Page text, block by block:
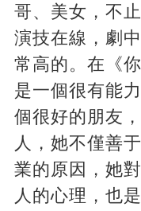
哥、美女，不
演技在線，劇
常高的。在《
是一個很有能
個很好的朋友
人，她不僅善
業的原因，她
人的心理，也